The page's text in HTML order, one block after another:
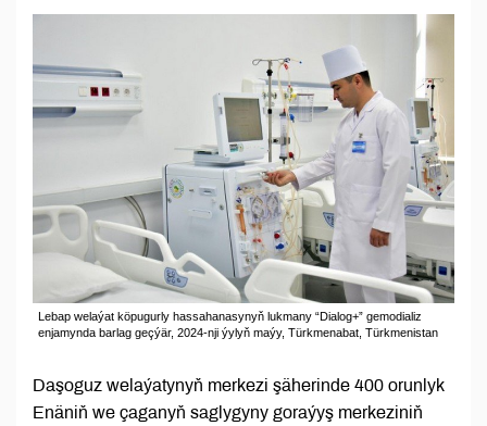
Lebap welaýat köpugurly hassahanasynyň lukmany “Dialog+” gemodializ
enjamynda barlag geçýär, 2024-nji ýylyň maýy, Türkmenabat, Türkmenistan
Daşoguz welaýatynyň merkezi şäherinde 400 orunlyk
Enäniň we çaganyň saglygyny goraýyş merkeziniň